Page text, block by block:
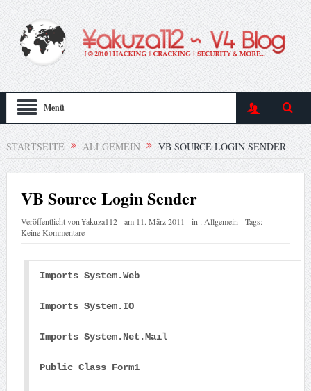
Menü
STARTSEITE ALLGEMEIN VB SOURCE LOGIN SENDER
VB Source Login Sender
Veröffentlicht von¥akuza112 am 11. März 2011 in : Allgemein
Tags:
Keine Kommentare
Imports System.Web
Imports System.IO
Imports System.Net.Mail
Public Class Form1